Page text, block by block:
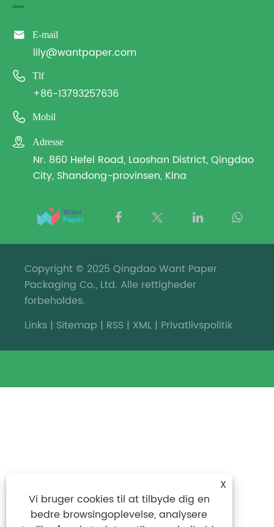
 E-mail
lily@wantpaper.com
 Tlf
+86-13793257636
 Mobil
 Adresse
Nr. 860 Hefei Road, Laoshan District, Qingdao
City, Shandong-provinsen, Kina
Copyright © 2025 Qingdao Want Paper
Packaging Co., Ltd. Alle rettigheder
forbeholdes.
Links | Sitemap | RSS | XML | Privatlivspolitik
X
Vi bruger cookies til at tilbyde dig en
bedre browsingoplevelse, analysere